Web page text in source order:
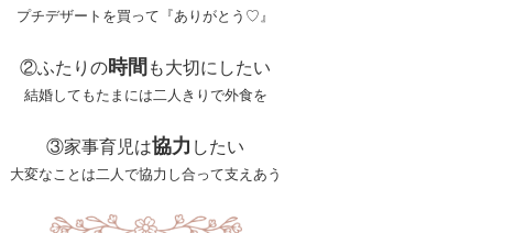
プチデザートを買って『ありがとう♡』
②ふたりの時間 も大切にしたい
結婚してもたまには二人きりで外食を
③家事育児は協力 したい
大変なことは二人で協力し合って支えあう